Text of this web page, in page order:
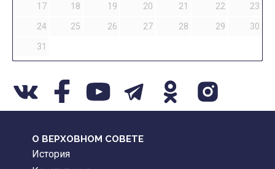
17
18 19 20 21 22
23
24
25 26 27 28 29
30
31
О ВЕРХОВНОМ СОВЕТЕ
История